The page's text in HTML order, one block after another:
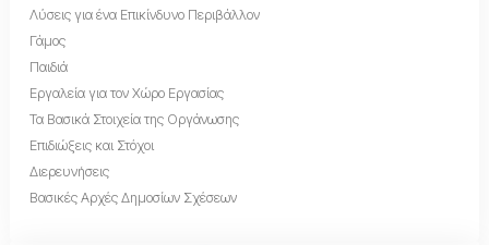
Λύσεις για ένα Επικίνδυνο Περιβάλλον
Γάμος
Παιδιά
Εργαλεία για τον Χώρο Εργασίας
Τα Βασικά Στοιχεία της Οργάνωσης
Επιδιώξεις και Στόχοι
Διερευνήσεις
Βασικές Αρχές Δημοσίων Σχέσεων